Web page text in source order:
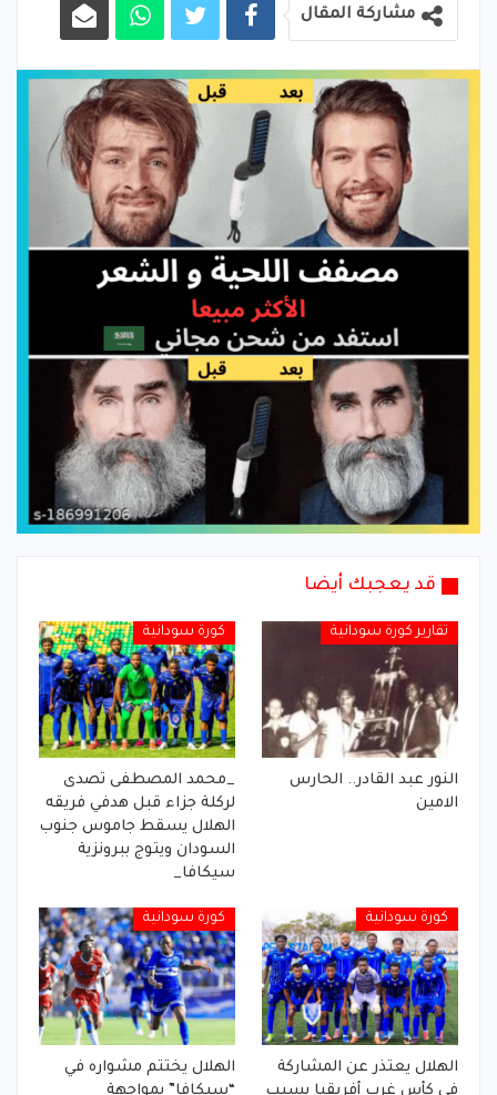
مشاركة المقال
قد يعجبك أيضا
تقارير كورة سودانية
النور عبد القادر.. الحارس
الامين
كورة سودانية
_محمد المصطفى تصدى
لركلة جزاء قبل هدفي فريقه
الهلال يسقط جاموس جنوب
السودان ويتوج ببرونزية
سيكافا_
كورة سودانية
الهلال يعتذر عن المشاركة
في كأس غرب أفريقيا بسبب
كورة سودانية
الهلال يختتم مشواره في
“سيكافا” بمواجهة